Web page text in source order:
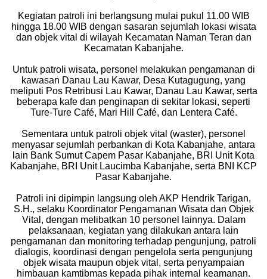
Kegiatan patroli ini berlangsung mulai pukul 11.00 WIB
hingga 18.00 WIB dengan sasaran sejumlah lokasi wisata
dan objek vital di wilayah Kecamatan Naman Teran dan
Kecamatan Kabanjahe.
Untuk patroli wisata, personel melakukan pengamanan di
kawasan Danau Lau Kawar, Desa Kutagugung, yang
meliputi Pos Retribusi Lau Kawar, Danau Lau Kawar, serta
beberapa kafe dan penginapan di sekitar lokasi, seperti
Ture-Ture Café, Mari Hill Café, dan Lentera Café.
Sementara untuk patroli objek vital (waster), personel
menyasar sejumlah perbankan di Kota Kabanjahe, antara
lain Bank Sumut Capem Pasar Kabanjahe, BRI Unit Kota
Kabanjahe, BRI Unit Laucimba Kabanjahe, serta BNI KCP
Pasar Kabanjahe.
Patroli ini dipimpin langsung oleh AKP Hendrik Tarigan,
S.H., selaku Koordinator Pengamanan Wisata dan Objek
Vital, dengan melibatkan 10 personel lainnya. Dalam
pelaksanaan, kegiatan yang dilakukan antara lain
pengamanan dan monitoring terhadap pengunjung, patroli
dialogis, koordinasi dengan pengelola serta pengunjung
objek wisata maupun objek vital, serta penyampaian
himbauan kamtibmas kepada pihak internal keamanan.